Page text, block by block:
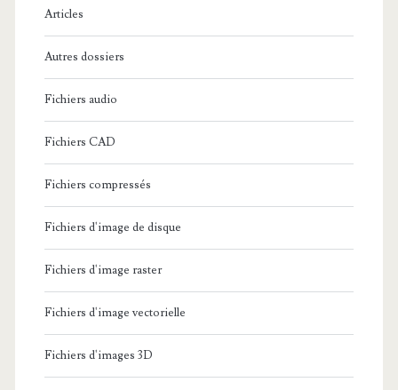
:
Articles
Autres dossiers
Fichiers audio
Fichiers CAD
Fichiers compressés
Fichiers d'image de disque
Fichiers d'image raster
Fichiers d'image vectorielle
Fichiers d'images 3D